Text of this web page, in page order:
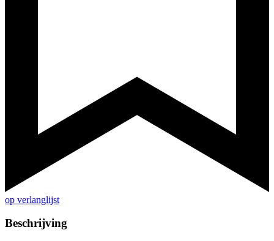
op verlanglijst
Beschrijving